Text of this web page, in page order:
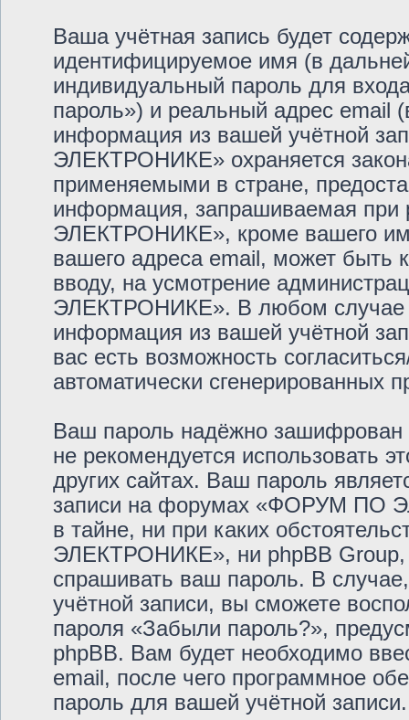
Ваша учётная запись будет
идентифицируемое имя (в
индивидуальный пароль для
пароль») и реальный адрес
информация из вашей учётной
ЭЛЕКТРОНИКЕ» охраняется
применяемыми в стране,
информация, запрашиваемая
ЭЛЕКТРОНИКЕ», кроме вашего
вашего адреса email, может быть
вводу, на усмотрение
ЭЛЕКТРОНИКЕ». В любом случае
информация из вашей учётной
вас есть возможность
автоматически сгенерированных
Ваш пароль надёжно
не рекомендуется использовать
других сайтах. Ваш пароль
записи на форумах «ФОРУМ ПО
в тайне, ни при каких
ЭЛЕКТРОНИКЕ», ни phpBB Group,
спрашивать ваш пароль. В
учётной записи, вы сможете
пароля «Забыли пароль?»,
phpBB. Вам будет необходимо
email, после чего программное
пароль для вашей учётной записи.